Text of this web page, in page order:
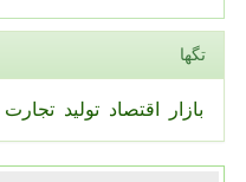
تگها
بازار اقتصاد تولید تجارت